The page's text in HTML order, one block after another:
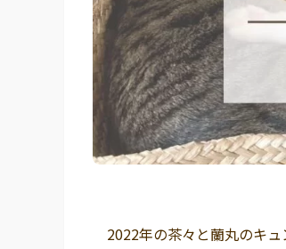
2022年の茶々と蘭丸のキ